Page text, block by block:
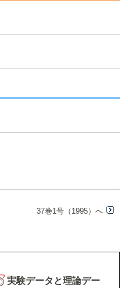
37巻1号（1995）へ
実験データと理論デー